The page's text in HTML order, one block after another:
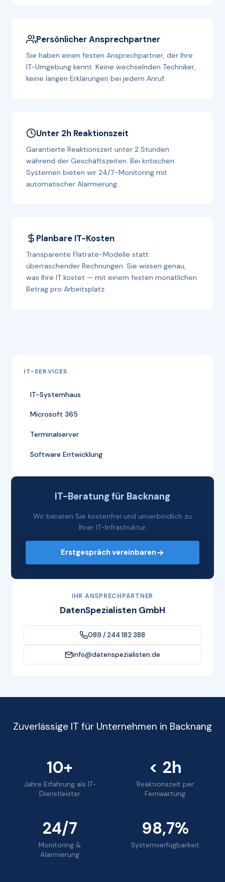
Persönlicher Ansprechpartner
Sie haben einen festen Ansprechpartner, der Ihre
IT-Umgebung kennt. Keine wechselnden Techniker,
keine langen Erklärungen bei jedem Anruf.
Unter 2h Reaktionszeit
Garantierte Reaktionszeit unter 2 Stunden
während der Geschäftszeiten. Bei kritischen
Systemen bieten wir 24/7-Monitoring mit
automatischer Alarmierung.
Planbare IT-Kosten
Transparente Flatrate-Modelle statt
überraschender Rechnungen. Sie wissen genau,
was Ihre IT kostet — mit einem festen monatlichen
Betrag pro Arbeitsplatz.
IT-SERVICES
IT-Systemhaus
Microsoft 365
Terminalserver
Software Entwicklung
IT-Beratung für Backnang
Wir beraten Sie kostenfrei und unverbindlich zu
Ihrer IT-Infrastruktur.
Erstgespräch vereinbaren
IHR ANSPRECHPARTNER
DatenSpezialisten GmbH
089 / 244 182 388
info@datenspezialisten.de
Zuverlässige IT für Unternehmen in Backnang
10+
Jahre Erfahrung als IT-
Dienstleister
< 2h
Reaktionszeit per
Fernwartung
24/7
Monitoring &
Alarmierung
98,7%
Systemverfügbarkeit